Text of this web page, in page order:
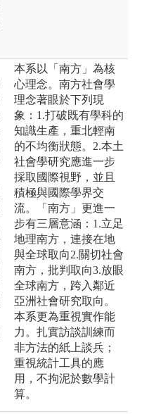
本系以「南方」為核
心理念。南方社會學
理念著眼於下列現
象：1.打破既有學科的
知識生產，重北輕南
的不均衡狀態。2.本土
社會學研究應進一步
採取國際視野，並且
積極與國際學界交
流。「南方」更進一
步有三層意涵：1.立足
地理南方，連接在地
與全球取向2.關切社會
南方，批判取向3.放眼
全球南方，跨入鄰近
亞洲社會研究取向。
本系更為重視實作能
力。扎實訪談訓練而
非方法的紙上談兵；
重視統計工具的應
用，不拘泥於數學計
算。